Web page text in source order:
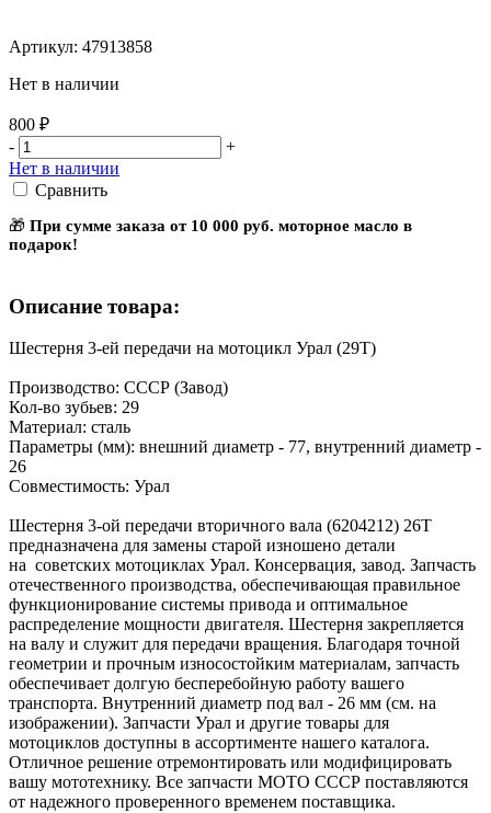
Артикул: 47913858
Нет в наличии
800 ₽
-
+
Нет в наличии
Сравнить
🎁 При сумме заказа от 10 000 руб. моторное масло в
подарок!
Описание товара:
Шестерня 3-ей передачи на мотоцикл Урал (29Т)
Производство: СССР (Завод)
Кол-во зубьев: 29
Материал: сталь
Параметры (мм): внешний диаметр - 77, внутренний диаметр -
26
Совместимость: Урал
Шестерня 3-ой передачи вторичного вала (6204212) 26Т
предназначена для замены старой изношено детали
на советских мотоциклах Урал. Консервация, завод. Запчасть
отечественного производства, обеспечивающая правильное
функционирование системы привода и оптимальное
распределение мощности двигателя. Шестерня закрепляется
на валу и служит для передачи вращения. Благодаря точной
геометрии и прочным износостойким материалам, запчасть
обеспечивает долгую бесперебойную работу вашего
транспорта. Внутренний диаметр под вал - 26 мм (см. на
изображении). Запчасти Урал и другие товары для
мотоциклов доступны в ассортименте нашего каталога.
Отличное решение отремонтировать или модифицировать
вашу мототехнику. Все запчасти МОТО СССР поставляются
от надежного проверенного временем поставщика.